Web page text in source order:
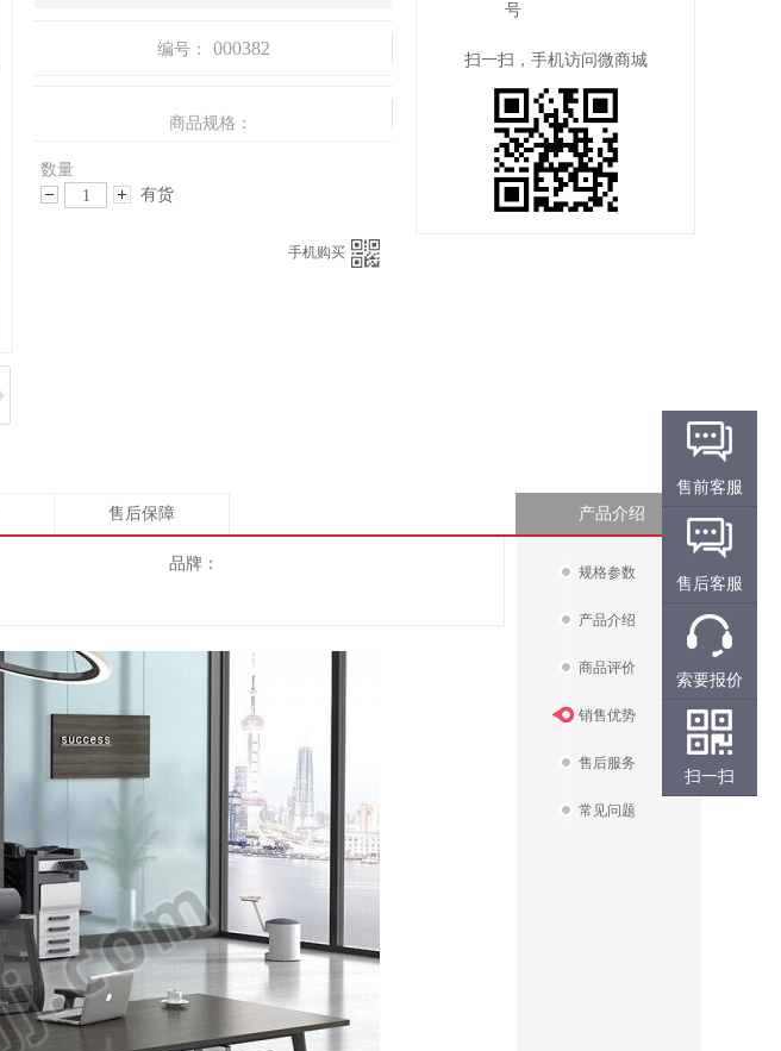
编号： 000382
商品规格：
数量
有货
手机购买
号
扫一扫，手机访问微商城
售后保障 产品介绍
规格参数
产品介绍
商品评价
销售优势
售后服务
常见问题
品牌：
售前客服
售后客服
索要报价
扫一扫